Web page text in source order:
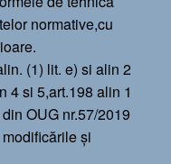
normative,cu
(1) lit. e) si alin 2
4 si 5,art.198 alin 1
OUG nr.57/2019
şi